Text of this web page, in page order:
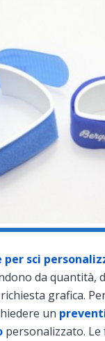
sci
da quantità,
grafica.
un
personalizzato.